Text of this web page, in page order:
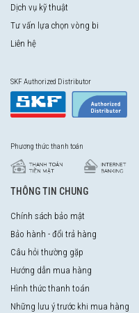
Dịch vụ kỹ thuật
Tư vấn lựa chọn vòng bi
Liên hệ
SKF Authorized Distributor
Phương thức thanh toán
THÔNG TIN CHUNG
Chính sách bảo mật
Bảo hành - đổi trả hàng
Câu hỏi thường gặp
Hướng dẫn mua hàng
Hình thức thanh toán
Những lưu ý trước khi mua hàng